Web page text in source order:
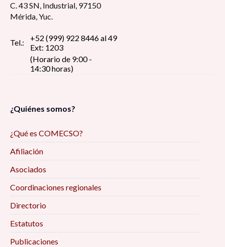
C. 43 SN, Industrial, 97150
Mérida, Yuc.
Tel.:
+52 (999) 922 8446 al 49
Ext: 1203
(Horario de 9:00 -
14:30 horas)
¿Quiénes somos?
¿Qué es COMECSO?
Afiliación
Asociados
Coordinaciones regionales
Directorio
Estatutos
Publicaciones